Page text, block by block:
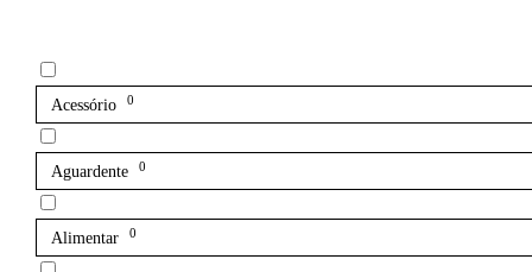
Acessório 0
Aguardente 0
Alimentar 0